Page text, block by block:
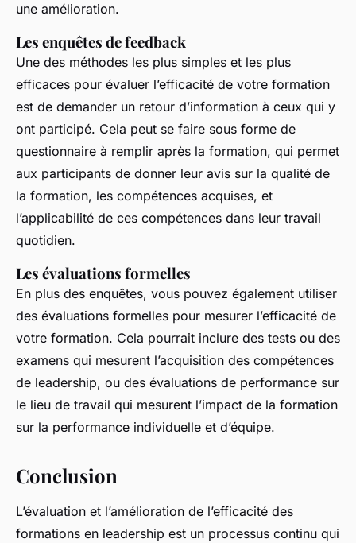
une amélioration.
Les enquêtes de feedback
Une des méthodes les plus simples et les plus
efficaces pour évaluer l’efficacité de votre formation
est de demander un retour d’information à ceux qui y
ont participé. Cela peut se faire sous forme de
questionnaire à remplir après la formation, qui permet
aux participants de donner leur avis sur la qualité de
la formation, les compétences acquises, et
l’applicabilité de ces compétences dans leur travail
quotidien.
Les évaluations formelles
En plus des enquêtes, vous pouvez également utiliser
des évaluations formelles pour mesurer l’efficacité de
votre formation. Cela pourrait inclure des tests ou des
examens qui mesurent l’acquisition des compétences
de leadership, ou des évaluations de performance sur
le lieu de travail qui mesurent l’impact de la formation
sur la performance individuelle et d’équipe.
Conclusion
L’évaluation et l’amélioration de l’efficacité des
formations en leadership est un processus continu qui